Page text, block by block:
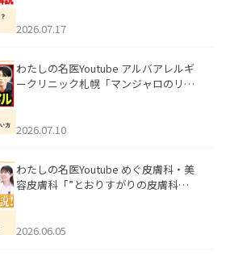
した。
2026.07.17
わたしの名医Youtube アルバアレルギ
ークリニック札幌「マンジャロのリア
た。
2026.07.10
わたしの名医Youtube めぐ皮膚科・美
容皮膚科「”とおりすがりの皮膚科
2026.06.05